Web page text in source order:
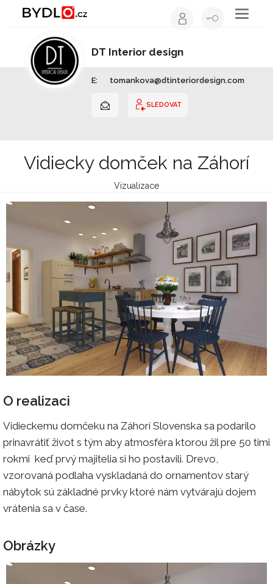
Toggle
DT Interior design
E: tomankova@dtinteriordesign.com
SLEDOVAT
Vidiecky domček na Záhorí
Vizualizace
O realizaci
Vidieckemu domčeku na Záhorí Slovenska sa podarilo
prinavrátiť život s tým aby atmosféra ktorou žil pre 50 timi
rokmi keď prvý majitelia si ho postavili. Drevo,
vzorovaná podlaha vyskladaná do ornamentov starý
nábytok sú základné prvky ktoré nám vytvárajú dojem
vrátenia sa v čase.
Obrázky